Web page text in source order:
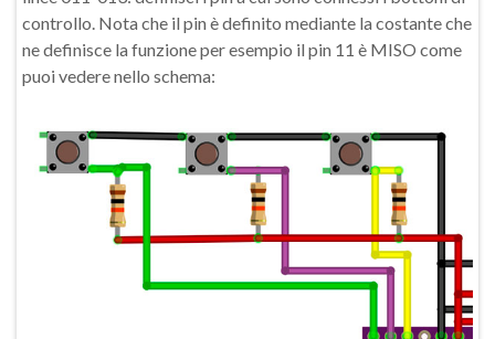
controllo. Nota che il pin è definito mediante la costante che
ne definisce la funzione per esempio il pin 11 è MISO come
puoi vedere nello schema: